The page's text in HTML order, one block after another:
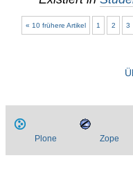
« 10 frühere Artikel 1 2 3
Plone Zope